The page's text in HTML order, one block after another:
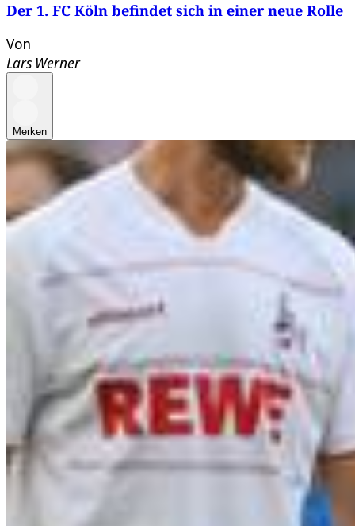
Der 1. FC Köln befindet sich in einer neue Rolle
Von
Lars Werner
Merken